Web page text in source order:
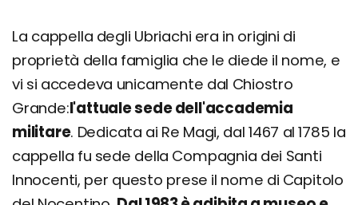
La cappella degli Ubriachi era in origini di
proprietà della famiglia che le diede il nome, e
vi si accedeva unicamente dal Chiostro
Grande:l'attuale sede dell'accademia
militare. Dedicata ai Re Magi, dal 1467 al 1785 la
cappella fu sede della Compagnia dei Santi
Innocenti, per questo prese il nome di Capitolo